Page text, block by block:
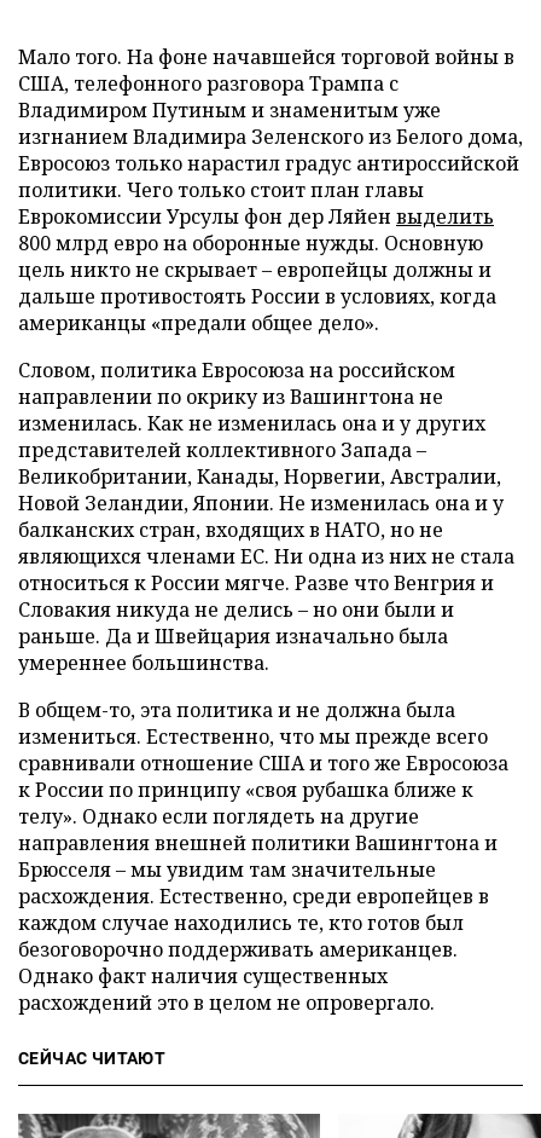
Мало того. На фоне начавшейся торговой войны в
США, телефонного разговора Трампа с
Владимиром Путиным и знаменитым уже
изгнанием Владимира Зеленского из Белого дома,
Евросоюз только нарастил градус антироссийской
политики. Чего только стоит план главы
Еврокомиссии Урсулы фон дер Ляйен выделить
800 млрд евро на оборонные нужды. Основную
цель никто не скрывает – европейцы должны и
дальше противостоять России в условиях, когда
американцы «предали общее дело».
Словом, политика Евросоюза на российском
направлении по окрику из Вашингтона не
изменилась. Как не изменилась она и у других
представителей коллективного Запада –
Великобритании, Канады, Норвегии, Австралии,
Новой Зеландии, Японии. Не изменилась она и у
балканских стран, входящих в НАТО, но не
являющихся членами ЕС. Ни одна из них не стала
относиться к России мягче. Разве что Венгрия и
Словакия никуда не делись – но они были и
раньше. Да и Швейцария изначально была
умереннее большинства.
В общем-то, эта политика и не должна была
измениться. Естественно, что мы прежде всего
сравнивали отношение США и того же Евросоюза
к России по принципу «своя рубашка ближе к
телу». Однако если поглядеть на другие
направления внешней политики Вашингтона и
Брюсселя – мы увидим там значительные
расхождения. Естественно, среди европейцев в
каждом случае находились те, кто готов был
безоговорочно поддерживать американцев.
Однако факт наличия существенных
расхождений это в целом не опровергало.
СЕЙЧАС ЧИТАЮТ